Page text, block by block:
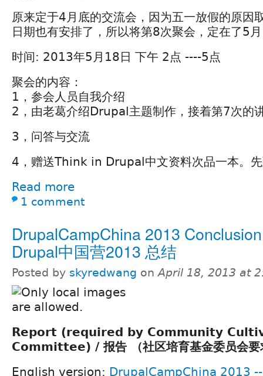
原来定于4月底的交流会，因为五一放假的原因
日期也有安排了，所以将第8次聚会，定在了5
时间: 2013年5月18日 下午 2点 ----5点
聚会的内容：
1，参会人员自我介绍
2，由老葛介绍Drupal主题制作，接着第7次的
3，问答与交流
4，赠送Think in Drupal中文资料次品一本。
Read more
1 comment
DrupalCampChina 2013
Drupal中国营2013 总结
Posted by skyredwang onApril 18, 2013 at
Report (required by Community
Committee) / 报告 （社区培育基金委员会要
English version: DrupalCampChina 2013